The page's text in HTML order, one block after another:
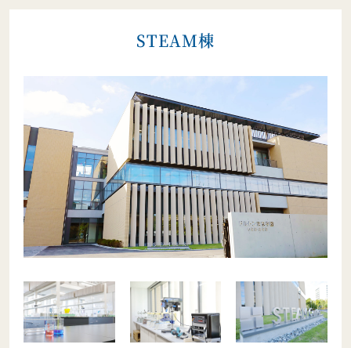
【卒業証明書等の発行手続について】
STEAM棟